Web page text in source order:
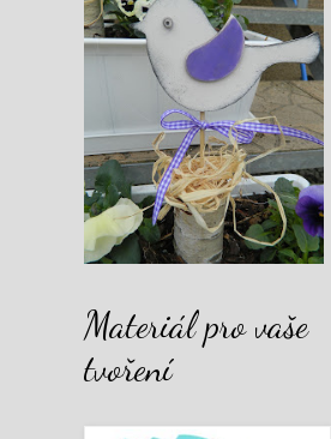
Materiál pro vaše
tvoření